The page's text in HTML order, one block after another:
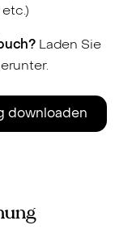
Laden Sie
downloaden